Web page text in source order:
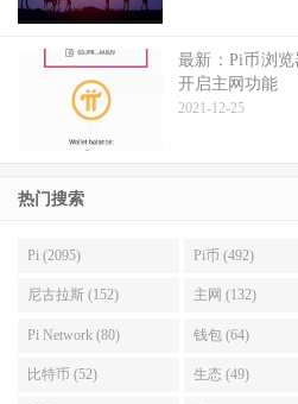
最新：Pi币浏
开启主网功能
2021-12-25
热门搜索
Pi (2095) Pi币 (492)
尼古拉斯 (152) 主网 (132)
Pi Network (80) 钱包 (64)
比特币 (52) 生态 (49)